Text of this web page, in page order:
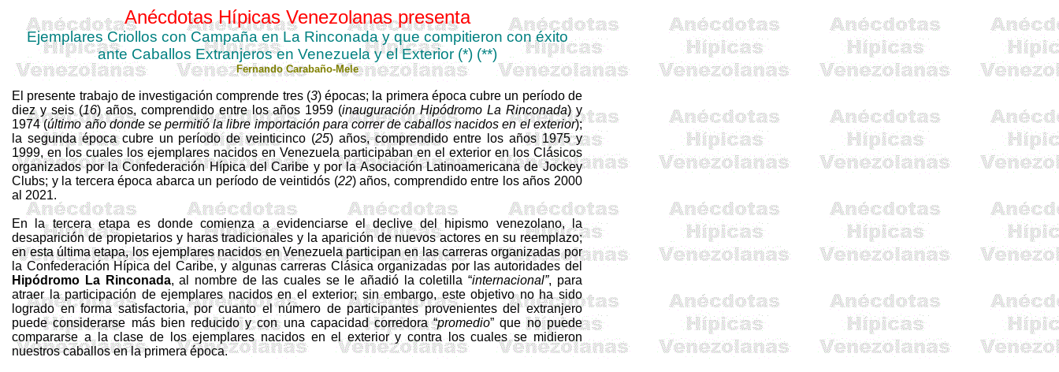
Anécdotas Hípicas Venezolanas presenta
Ejemplares Criollos con Campaña en La Rinconada y que compitieron con éxito
ante Caballos Extranjeros en Venezuela y el Exterior (*) (**)
FernandoCarabaño-Mele
El presente trabajo de investigación comprende tres (3) épocas; la primera época cubre un período de
diez y seis (16) años, comprendido entre los años 1959 (inauguración Hipódromo La Rinconada) y
1974 (último año donde se permitió la libre importación para correr de caballos nacidos en el exterior);
la segunda época cubre un período de veinticinco (25) años, comprendido entre los años 1975 y
1999, en los cuales los ejemplares nacidos en Venezuela participaban en el exterior en los Clásicos
organizados por la Confederación Hípica del Caribe y por la Asociación Latinoamericana de Jockey
Clubs; y la tercera época abarca un período de veintidós (22) años, comprendido entre los años 2000
al 2021.
En la tercera etapa es donde comienza a evidenciarse el declive del hipismo venezolano, la
desaparición de propietarios y haras tradicionales y la aparición de nuevos actores en su reemplazo;
en esta última etapa, los ejemplares nacidos en Venezuela participan en las carreras organizadas por
la Confederación Hípica del Caribe, y algunas carreras Clásica organizadas por las autoridades del
Hipódromo La Rinconada, al nombre de las cuales se le añadió la coletilla “internacional”, para
atraer la participación de ejemplares nacidos en el exterior; sin embargo, este objetivo no ha sido
logrado en forma satisfactoria, por cuanto el número de participantes provenientes del extranjero
puede considerarse más bien reducido y con una capacidad corredora “promedio” que no puede
compararse a la clase de los ejemplares nacidos en el exterior y contra los cuales se midieron
nuestros caballos en la primera época.